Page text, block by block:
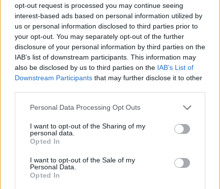
opt-out request is processed you may continue seeing
interest-based ads based on personal information utilized by
us or personal information disclosed to third parties prior to
your opt-out. You may separately opt-out of the further
disclosure of your personal information by third parties on the
IAB’s list of downstream participants. This information may
also be disclosed by us to third parties on the IAB’s List of
Downstream Participants that may further disclose it to other
Personal Data Processing Opt Outs
I want to opt-out of the Sharing of my
personal data.
Opted In
I want to opt-out of the Sale of my
Personal Data.
Opted In
Κεφαλογιάννη
09:59
Ελαφονήσι: Συλλήψεις για άγρα πελατών και
παρεμπόδιση της κυκλοφορίας
09:53
Συνετρίβη πυροσβεστικό ελικόπτερο ενώ επιχειρούσε
09:46
πυρκαγιές στο νότο
Κομμός: Η συγκινητική «πρώτη διαδρομή» για χελωνάκια
Καρέτα Καρέτα - Βίντεο